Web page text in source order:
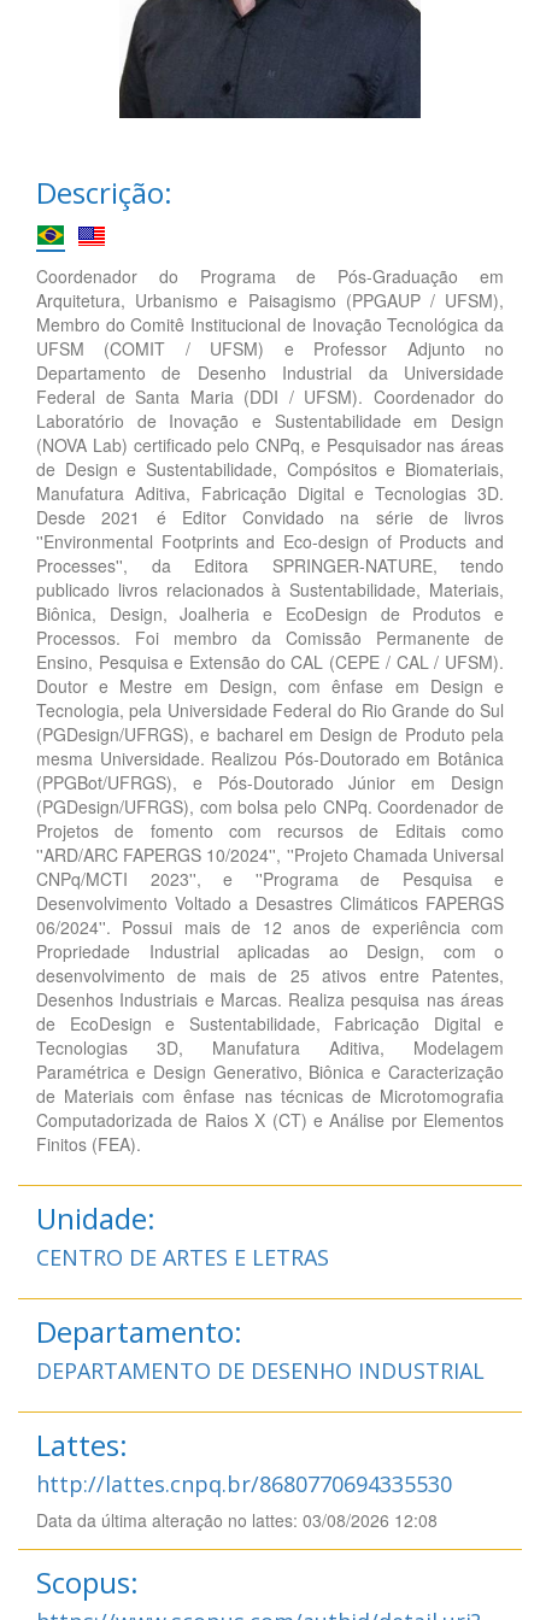
Descrição:
Coordenador do Programa de Pós-Graduação em
Arquitetura, Urbanismo e Paisagismo (PPGAUP / UFSM),
Membro do Comitê Institucional de Inovação Tecnológica da
UFSM (COMIT / UFSM) e Professor Adjunto no
Departamento de Desenho Industrial da Universidade
Federal de Santa Maria (DDI / UFSM). Coordenador do
Laboratório de Inovação e Sustentabilidade em Design
(NOVA Lab) certificado pelo CNPq, e Pesquisador nas áreas
de Design e Sustentabilidade, Compósitos e Biomateriais,
Manufatura Aditiva, Fabricação Digital e Tecnologias 3D.
Desde 2021 é Editor Convidado na série de livros
''Environmental Footprints and Eco-design of Products and
Processes'', da Editora SPRINGER-NATURE, tendo
publicado livros relacionados à Sustentabilidade, Materiais,
Biônica, Design, Joalheria e EcoDesign de Produtos e
Processos. Foi membro da Comissão Permanente de
Ensino, Pesquisa e Extensão do CAL (CEPE / CAL / UFSM).
Doutor e Mestre em Design, com ênfase em Design e
Tecnologia, pela Universidade Federal do Rio Grande do Sul
(PGDesign/UFRGS), e bacharel em Design de Produto pela
mesma Universidade. Realizou Pós-Doutorado em Botânica
(PPGBot/UFRGS), e Pós-Doutorado Júnior em Design
(PGDesign/UFRGS), com bolsa pelo CNPq. Coordenador de
Projetos de fomento com recursos de Editais como
''ARD/ARC FAPERGS 10/2024'', ''Projeto Chamada Universal
CNPq/MCTI 2023'', e ''Programa de Pesquisa e
Desenvolvimento Voltado a Desastres Climáticos FAPERGS
06/2024''. Possui mais de 12 anos de experiência com
Propriedade Industrial aplicadas ao Design, com o
desenvolvimento de mais de 25 ativos entre Patentes,
Desenhos Industriais e Marcas. Realiza pesquisa nas áreas
de EcoDesign e Sustentabilidade, Fabricação Digital e
Tecnologias 3D, Manufatura Aditiva, Modelagem
Paramétrica e Design Generativo, Biônica e Caracterização
de Materiais com ênfase nas técnicas de Microtomografia
Computadorizada de Raios X (CT) e Análise por Elementos
Finitos (FEA).
Unidade:
CENTRO DE ARTES E LETRAS
Departamento:
DEPARTAMENTO DE DESENHO INDUSTRIAL
Lattes:
http://lattes.cnpq.br/8680770694335530
Data da última alteração no lattes: 03/08/2026 12:08
Scopus: